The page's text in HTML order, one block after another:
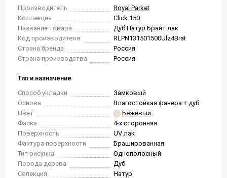
Производитель
Royal Parket
Коллекция
Click 150
Название товара
Дуб Натур Брайт лак
Код производителя
RLPN131501500Ulz4Brat
Страна бренда
Россия
Страна производства
Россия
Тип и назначение
Способ укладки
Замковый
Основа
Влагостойкая фанера + дуб
Цвет
Бежевый
Фаска
4-х сторонняя
Поверхность
UV лак
Фактура поверхности
Брашированная
Тип рисунка
Однополосный
Порода дерева
Дуб
Селекция
Натур